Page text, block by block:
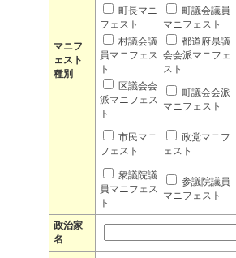
マニフ
ェスト
種別
町長マニ
フェスト
町議会議員
マニフェスト
村議会議
員マニフェス
ト
都道府県議
会会派マニフェ
スト
区議会会
派マニフェス
ト
町議会会派
マニフェスト
市民マニ
フェスト
政党マニフ
ェスト
衆議院議
員マニフェス
ト
参議院議員
マニフェスト
政治家
名